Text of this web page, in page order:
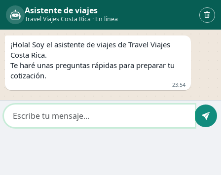
Asistente de viajes
Travel Viajes Costa Rica · En línea
¡Hola! Soy el asistente de viajes de Travel Viajes
Costa Rica.
Te haré unas preguntas rápidas para preparar tu
cotización.
23:54